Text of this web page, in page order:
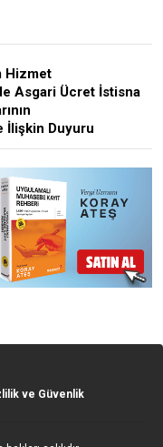
Hizmet
Asgari Ücret İstisna
İlişkin Duyuru
ve Güvenlik